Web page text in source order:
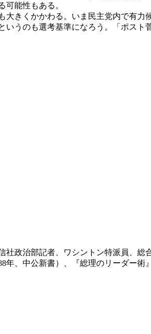
可能性もある。
きくかかわる。いま民主党内で有力
うのも選考基準になろう。「ポスト
社政治部記者、ワシントン特派員、
年、中公新書）、『総理のリーダー